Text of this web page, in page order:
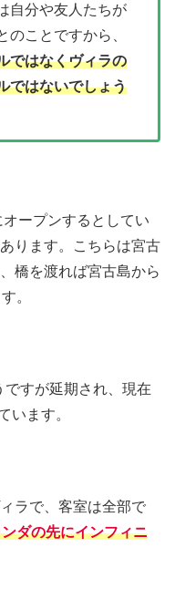
自分や友人たちが
のことですから、
ではなくヴィラの
ではないでしょう
ープンするとしてい
ります。こちらは宮古
橋を渡れば宮古島から
。
すが延期され、現在
います。
ラで、客室は全部で
ダの先にインフィニ